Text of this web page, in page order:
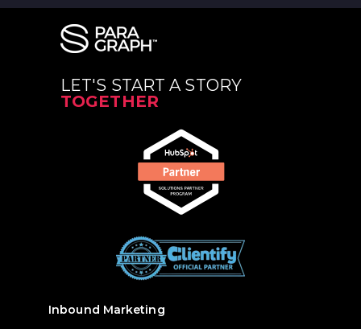
LET'S START A STORY
TOGETHER
Inbound Marketing